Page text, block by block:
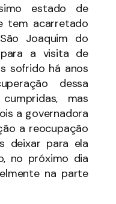
estado de
tem acarretado
Joaquim do
a visita de
sofrido há anos
dessa
mas
a governadora
a reocupação
deixar para ela
no próximo dia
na parte